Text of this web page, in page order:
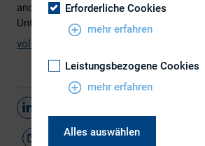
anonymisierte Auswertungen der IR-
Unternehmen auf Basis einzelner
vollständige Studie
Erforderliche Cookies
mehr erfahren
Leistungsbezogene Cookies
mehr erfahren
Alles auswählen